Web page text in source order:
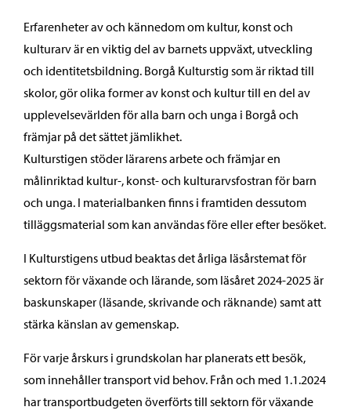
Erfarenheter av och kännedom om kultur, konst och
kulturarv är en viktig del av barnets uppväxt, utveckling
och identitetsbildning. Borgå Kulturstig som är riktad till
skolor, gör olika former av konst och kultur till en del av
upplevelsevärlden för alla barn och unga i Borgå och
främjar på det sättet jämlikhet.
Kulturstigen stöder lärarens arbete och främjar en
målinriktad kultur-, konst- och kulturarvsfostran för barn
och unga. I materialbanken finns i framtiden dessutom
tilläggsmaterial som kan användas före eller efter besöket.
I Kulturstigens utbud beaktas det årliga läsårstemat för
sektorn för växande och lärande, som läsåret 2024-2025 är
baskunskaper (läsande, skrivande och räknande) samt att
stärka känslan av gemenskap.
För varje årskurs i grundskolan har planerats ett besök,
som innehåller transport vid behov. Från och med 1.1.2024
har transportbudgeten överförts till sektorn för växande